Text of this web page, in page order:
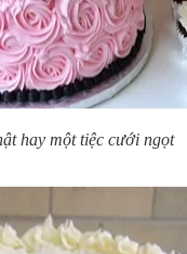
hay một tiệc cưới ngọt